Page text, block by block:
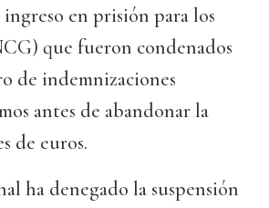
en prisión para los
que fueron condenados
de indemnizaciones
antes de abandonar la
de euros.
ha denegado la suspensión